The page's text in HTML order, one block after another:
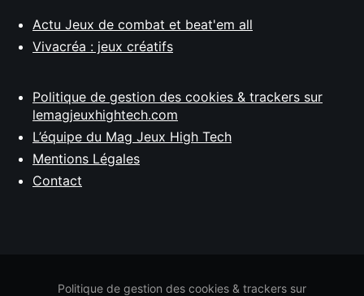
Actu Jeux de combat et beat'em all
Vivacréa : jeux créatifs
Politique de gestion des cookies & trackers sur
lemagjeuxhightech.com
L’équipe du Mag Jeux High Tech
Mentions Légales
Contact
Politique de gestion des cookies & trackers sur